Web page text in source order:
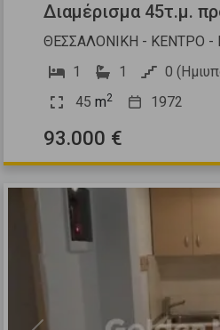
Διαμέρισμα 45τ.μ.
ΘΕΣΣΑΛΟΝΙΚΗ - ΚΕΝΤΡΟ -
1
1 0
45 m2 1972
93.000 €